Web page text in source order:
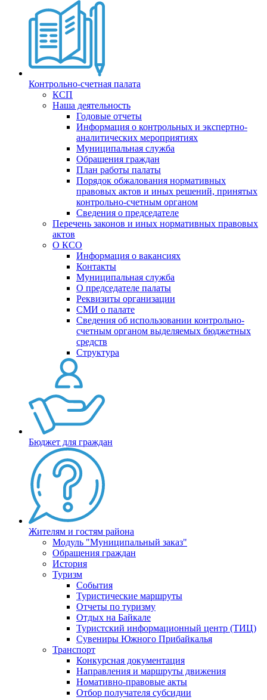
Контрольно-счетная палата
КСП
Наша деятельность
Годовые отчеты
Информация о контрольных и экспертно-
аналитических мероприятиях
Муниципальная служба
Обращения граждан
План работы палаты
Порядок обжалования нормативных
правовых актов и иных решений, принятых
контрольно-счетным органом
Сведения о председателе
Перечень законов и иных нормативных правовых
актов
О КСО
Информация о вакансиях
Контакты
Муниципальная служба
О председателе палаты
Реквизиты организации
СМИ о палате
Сведения об использовании контрольно-
счетным органом выделяемых бюджетных
средств
Структура
Бюджет для граждан
Жителям и гостям района
Модуль "Муниципальный заказ"
Обращения граждан
История
Туризм
События
Туристические маршруты
Отчеты по туризму
Отдых на Байкале
Туристский информационный центр (ТИЦ)
Сувениры Южного Прибайкалья
Транспорт
Конкурсная документация
Направления и маршруты движения
Номативно-правовые акты
Отбор получателя субсидии